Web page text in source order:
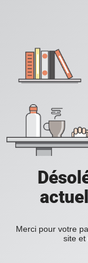
Merci pour votre
site et